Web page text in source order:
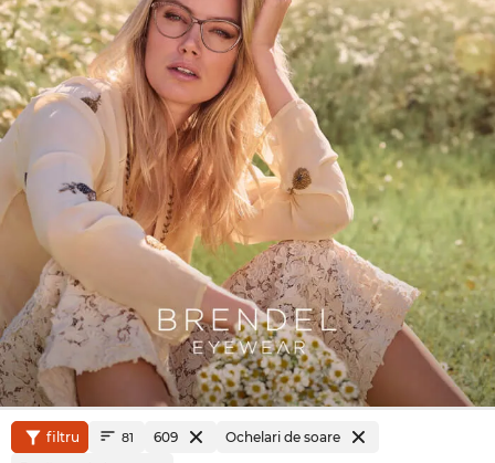
filtru 81 609 Ochelari de soare